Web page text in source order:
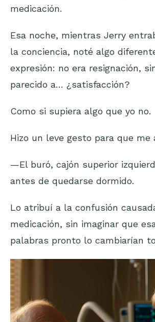
medicación.
Esa noche, mientras Jerry
la conciencia, noté algo
expresión: no era resignación,
parecido a… ¿satisfacción?
Como si supiera algo que yo no.
Hizo un leve gesto para que me
—El buró, cajón superior
antes de quedarse dormido.
Lo atribuí a la confusión
medicación, sin imaginar que
palabras pronto lo cambiarían